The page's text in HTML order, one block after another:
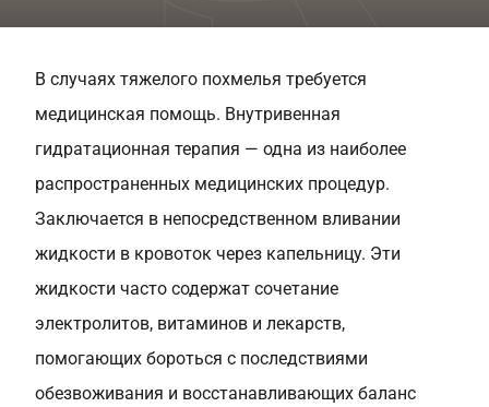
В случаях тяжелого похмелья требуется
медицинская помощь. Внутривенная
гидратационная терапия — одна из наиболее
распространенных медицинских процедур.
Заключается в непосредственном вливании
жидкости в кровоток через капельницу. Эти
жидкости часто содержат сочетание
электролитов, витаминов и лекарств,
помогающих бороться с последствиями
обезвоживания и восстанавливающих баланс